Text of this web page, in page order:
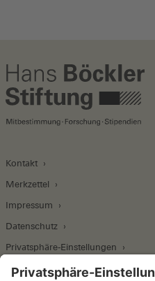
Kontakt
Merkzettel
Impressum
Datenschutz
Privatsphäre-Einstellungen